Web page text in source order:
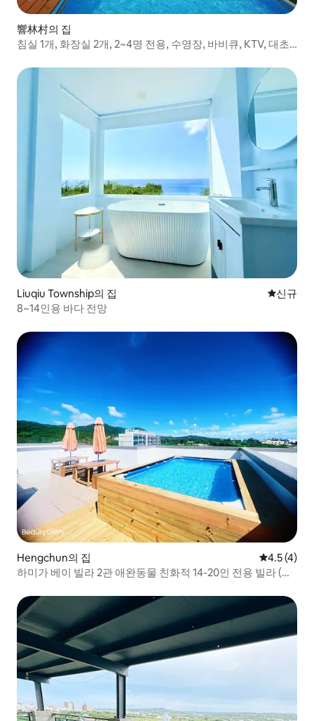
響林村의 집
침실 1개, 화장실 2개, 2~4명 전용, 수영장, 바비큐, KTV, 대초
Liuqiu Township의 집 신규 숙소
신규
8~14인용 바다 전망
Hengchun의 집 평점 4.5점
4.5 (4)
하미가 베이 빌라 2관 애완동물 친화적 14-20인 전용 빌라 (마